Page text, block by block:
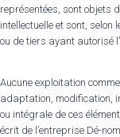
représentées, sont objets
intellectuelle et sont, selon
ou de tiers ayant autorisé
Aucune exploitation
adaptation, modification,
ou intégrale de ces
écrit de l’entreprise Dé-